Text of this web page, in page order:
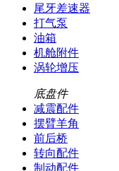
尾牙差速器
打气泵
油箱
机舱附件
涡轮增压
底盘件
减震配件
摆臂羊角
前后桥
转向配件
制动配件